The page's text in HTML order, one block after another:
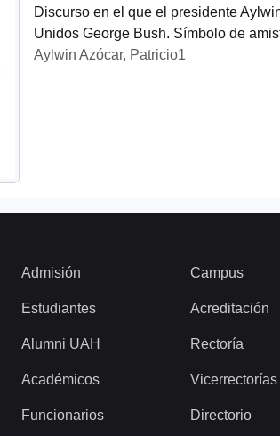
Discurso en el que el presidente
Unidos George Bush. Símbolo de
Aylwin Azócar, Patricio1
Admisión
Estudiantes
Alumni UAH
Académicos
Funcionarios
Campus
Acreditación
Rectoría
Vicerrectorías
Directorio